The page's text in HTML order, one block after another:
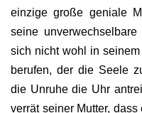
einzige große geniale
seine
sich nicht wohl in
berufen, der die Seele
die Unruhe die Uhr
verrät seiner Mutter,